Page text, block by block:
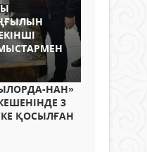
НАН»
3
ҚОСЫЛҒАН